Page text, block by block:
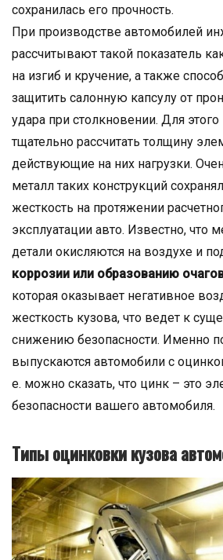
сохранилась его прочность.
При производстве автомобилей
рассчитывают такой показатель
на изгиб и кручение, а также
защитить салонную капсулу от
удара при столкновении. Для
тщательно рассчитать толщину
действующие на них нагрузки.
металл таких конструкций
жесткость на протяжении
эксплуатации авто. Известно, что
детали окисляются на воздухе и
коррозии или образованию
которая оказывает негативное
жесткость кузова, что ведет к
снижению безопасности. Именно
выпускаются автомобили с
е. можно сказать, что цинк – это
безопасности вашего автомобиля.
Типы оцинковки кузова